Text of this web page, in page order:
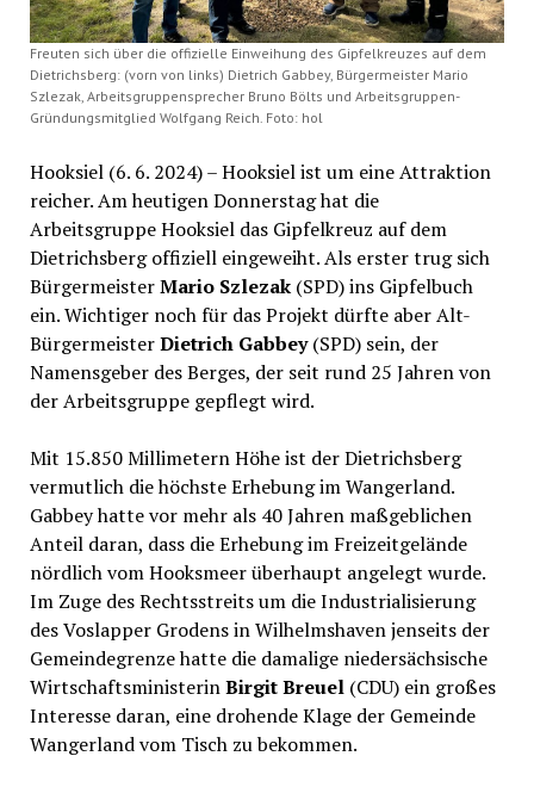
Freuten sich über die offizielle Einweihung des Gipfelkreuzes auf dem
Dietrichsberg: (vorn von links) Dietrich Gabbey, Bürgermeister Mario
Szlezak, Arbeitsgruppensprecher Bruno Bölts und Arbeitsgruppen-
Gründungsmitglied Wolfgang Reich. Foto: hol
Hooksiel (6. 6. 2024) – Hooksiel ist um eine Attraktion
reicher. Am heutigen Donnerstag hat die
Arbeitsgruppe Hooksiel das Gipfelkreuz auf dem
Dietrichsberg offiziell eingeweiht. Als erster trug sich
BürgermeisterMario Szlezak (SPD) ins Gipfelbuch
ein. Wichtiger noch für das Projekt dürfte aber Alt-
BürgermeisterDietrich Gabbey(SPD) sein, der
Namensgeber des Berges, der seit rund 25 Jahren von
der Arbeitsgruppe gepflegt wird.
Mit 15.850 Millimetern Höhe ist der Dietrichsberg
vermutlich die höchste Erhebung im Wangerland.
Gabbey hatte vor mehr als 40 Jahren maßgeblichen
Anteil daran, dass die Erhebung im Freizeitgelände
nördlich vom Hooksmeer überhaupt angelegt wurde.
Im Zuge des Rechtsstreits um die Industrialisierung
des Voslapper Grodens in Wilhelmshaven jenseits der
Gemeindegrenze hatte die damalige niedersächsische
WirtschaftsministerinBirgit Breuel (CDU) ein großes
Interesse daran, eine drohende Klage der Gemeinde
Wangerland vom Tisch zu bekommen.